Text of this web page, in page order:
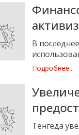
В
Подробнее...
Тенгеда